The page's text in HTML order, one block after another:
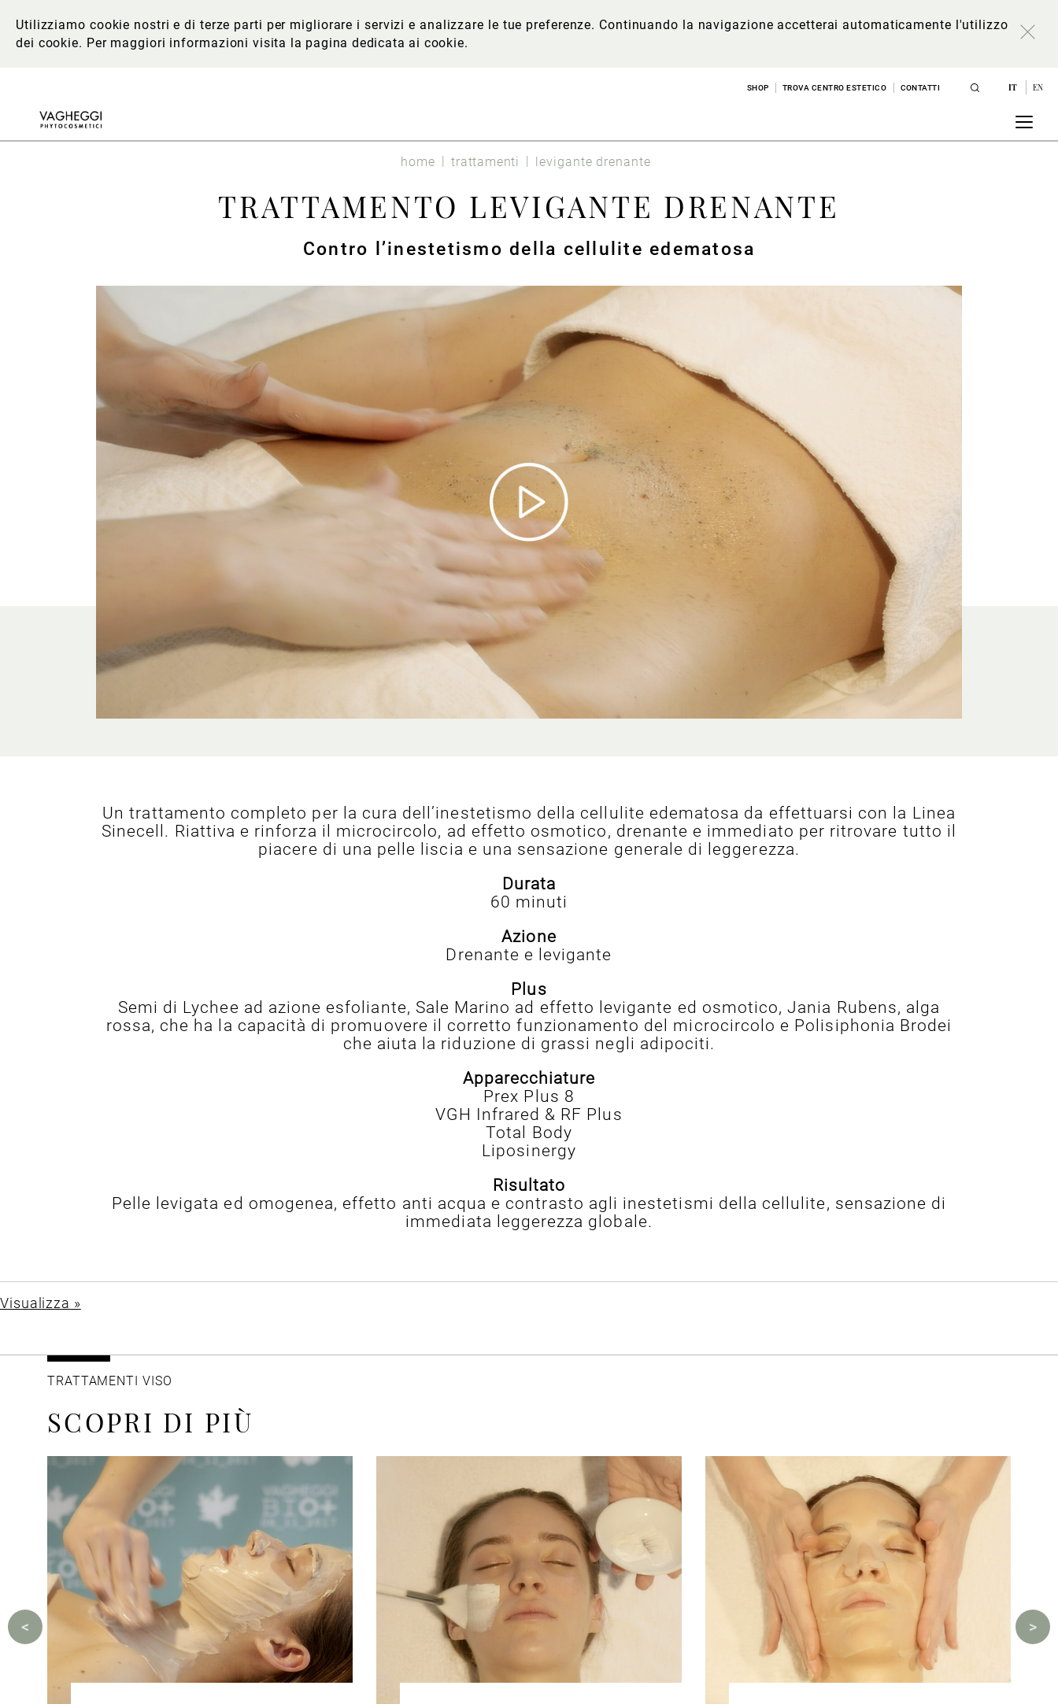
Utilizziamo cookie nostri e di terze parti per migliorare i servizi e analizzare le tue preferenze. Continuando la navigazione accetterai automaticamente l'utilizzo
dei cookie. Per maggiori informazionivisita la pagina dedicata ai cookie.
SHOP TROVA CENTRO ESTETICO CONTATTI IT EN
home trattamenti levigante drenante
TRATTAMENTO LEVIGANTE DRENANTE
Contro l’inestetismo della cellulite edematosa
Un trattamento completo per la cura dell’inestetismo della cellulite edematosa da effettuarsi con la Linea
Sinecell. Riattiva e rinforza il microcircolo, ad effetto osmotico, drenante e immediato per ritrovare tutto il
piacere di una pelle liscia e una sensazione generale di leggerezza.
Durata
60 minuti
Azione
Drenante e levigante
Plus
Semi di Lychee ad azione esfoliante, Sale Marino ad effetto levigante ed osmotico, Jania Rubens, alga
rossa, che ha la capacità di promuovere il corretto funzionamento del microcircolo e Polisiphonia Brodei
che aiuta la riduzione di grassi negli adipociti.
Apparecchiature
Prex Plus 8
VGH Infrared & RF Plus
Total Body
Liposinergy
Risultato
Pelle levigata ed omogenea, effetto anti acqua e contrasto agli inestetismi della cellulite, sensazione di
immediata leggerezza globale.
Visualizza »
TRATTAMENTI VISO
SCOPRI DI PIÙ